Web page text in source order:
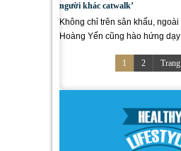
người khác catwalk’
Không chỉ trên sân khấu,
Hoàng Yến cũng hào hứng
1
2